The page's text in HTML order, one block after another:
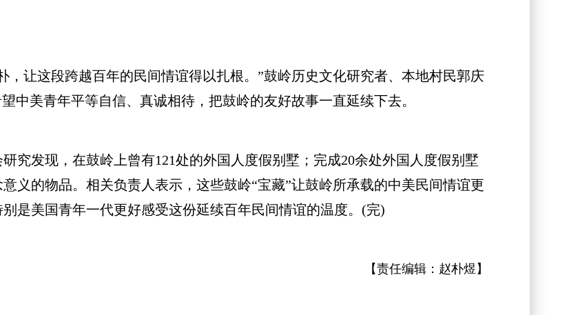
让这段跨越百年的民间情谊得以扎根。”鼓岭历史文化研究者、本地村民郭庆
中美青年平等自信、真诚相待，把鼓岭的友好故事一直延续下去。
发现，在鼓岭上曾有121处的外国人度假别墅；完成20余处外国人度假别墅
义的物品。相关负责人表示，这些鼓岭“宝藏”让鼓岭所承载的中美民间情谊更
是美国青年一代更好感受这份延续百年民间情谊的温度。(完)
【责任编辑： 赵朴煜 】